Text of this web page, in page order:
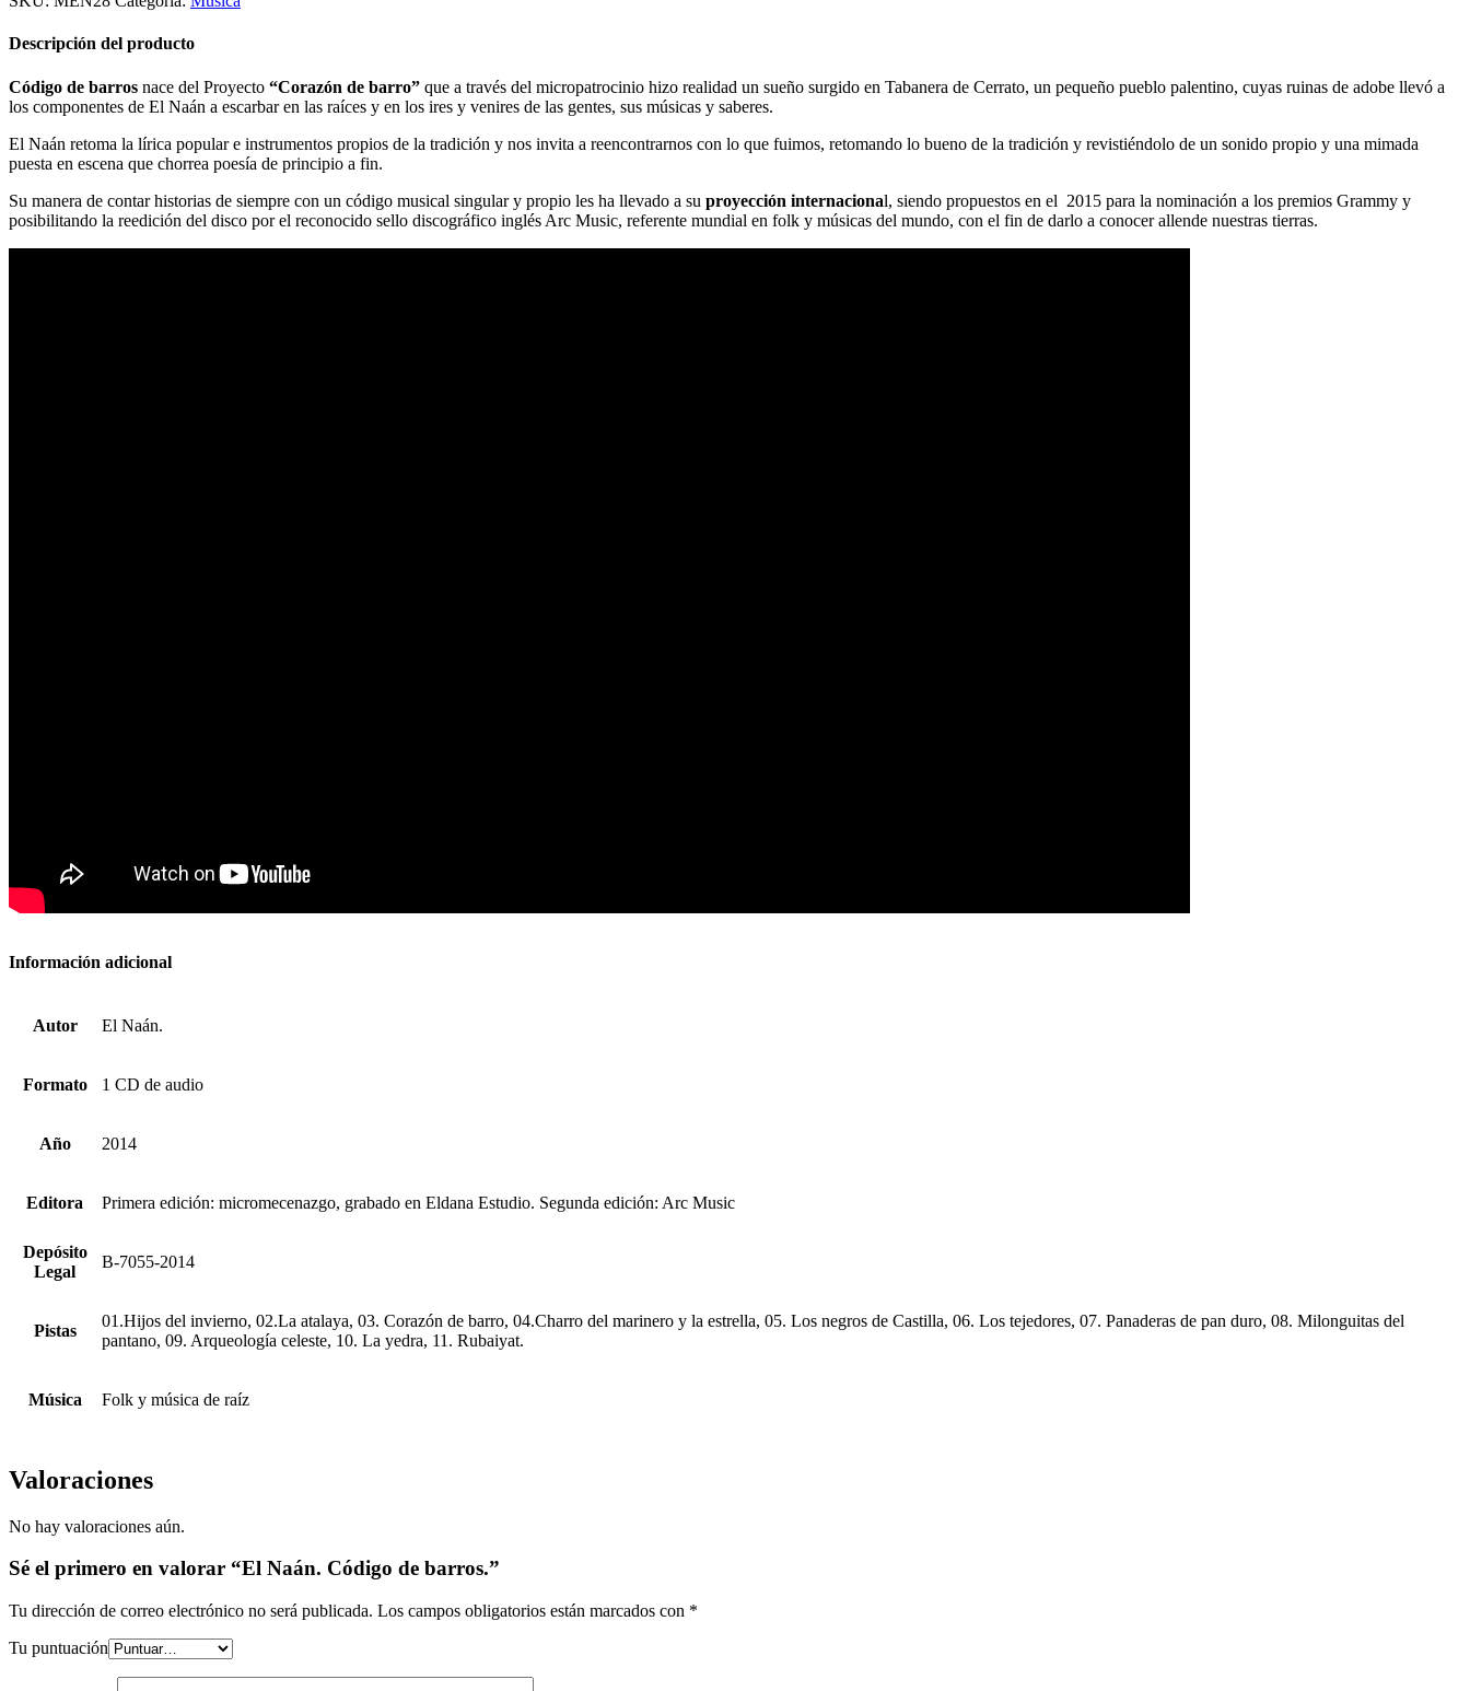
Descripción del producto
Código de barros nace del Proyecto “Corazón de barro” que a través del micropatrocinio hizo realidad un sueño surgido en Tabanera de Cerrato, un pequeño pueblo palentino, cuyas ruinas de adobe llevó a
los componentes de El Naán a escarbar en las raíces y en los ires y venires de las gentes, sus músicas y saberes.
El Naán retoma la lírica popular e instrumentos propios de la tradición y nos invita a reencontrarnos con lo que fuimos, retomando lo bueno de la tradición y revistiéndolo de un sonido propio y una mimada
puesta en escena que chorrea poesía de principio a fin.
Su manera de contar historias de siempre con un código musical singular y propio les ha llevado a su proyección internacional, siendo propuestos en el 2015 para la nominación a los premios Grammy y
posibilitando la reedición del disco por el reconocido sello discográfico inglés Arc Music, referente mundial en folk y músicas del mundo, con el fin de darlo a conocer allende nuestras tierras.
Información adicional
Autor El Naán.
Formato 1 CD de audio
Año 2014
Editora Primera edición: micromecenazgo, grabado en Eldana Estudio. Segunda edición: Arc Music
Depósito
Legal
B-7055-2014
Pistas
01.Hijos del invierno, 02.La atalaya, 03. Corazón de barro, 04.Charro del marinero y la estrella, 05. Los negros de Castilla, 06. Los tejedores, 07. Panaderas de pan duro, 08. Milonguitas del
pantano, 09. Arqueología celeste, 10. La yedra, 11. Rubaiyat.
Música Folk y música de raíz
Valoraciones
No hay valoraciones aún.
Sé el primero en valorar “El Naán. Código de barros.”
Tu dirección de correo electrónico no será publicada. Los campos obligatorios están marcados con *
Tu puntuación